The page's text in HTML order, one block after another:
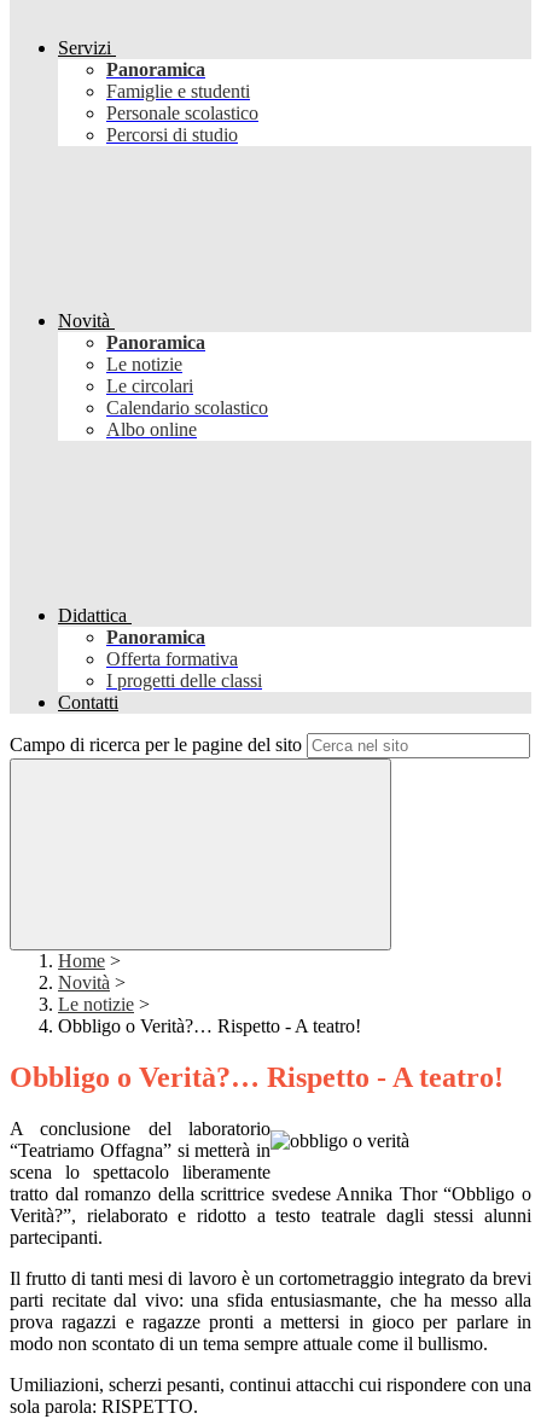
Servizi
Panoramica
Famiglie e studenti
Personale scolastico
Percorsi di studio
Novità
Panoramica
Le notizie
Le circolari
Calendario scolastico
Albo online
Didattica
Panoramica
Offerta formativa
I progetti delle classi
Contatti
Campo di ricerca per le pagine del sito
Home >
Novità >
Le notizie >
Obbligo o Verità?… Rispetto - A teatro!
Obbligo o Verità?… Rispetto - A teatro!
A conclusione del laboratorio
“Teatriamo Offagna” si metterà in
scena lo spettacolo liberamente
tratto dal romanzo della scrittrice svedese Annika Thor “Obbligo o
Verità?”, rielaborato e ridotto a testo teatrale dagli stessi alunni
partecipanti.
Il frutto di tanti mesi di lavoro è un cortometraggio integrato da brevi
parti recitate dal vivo: una sfida entusiasmante, che ha messo alla
prova ragazzi e ragazze pronti a mettersi in gioco per parlare in
modo non scontato di un tema sempre attuale come il bullismo.
Umiliazioni, scherzi pesanti, continui attacchi cui rispondere con una
sola parola: RISPETTO.